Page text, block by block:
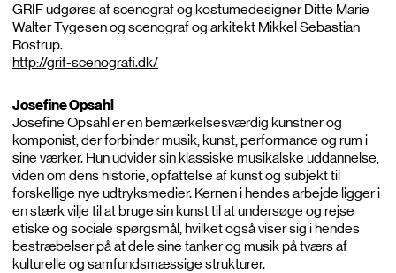
GRIF udgøres af scenograf og kostumedesigner Ditte Marie
Walter Tygesen og scenograf og arkitekt Mikkel Sebastian
Rostrup.
http://grif-scenografi.dk/
Josefine Opsahl
Josefine Opsahl er en bemærkelsesværdig kunstner og
komponist, der forbinder musik, kunst, performance og rum i
sine værker. Hun udvider sin klassiske musikalske uddannelse,
viden om dens historie, opfattelse af kunst og subjekt til
forskellige nye udtryksmedier. Kernen i hendes arbejde ligger i
en stærk vilje til at bruge sin kunst til at undersøge og rejse
etiske og sociale spørgsmål, hvilket også viser sig i hendes
bestræbelser på at dele sine tanker og musik på tværs af
kulturelle og samfundsmæssige strukturer.